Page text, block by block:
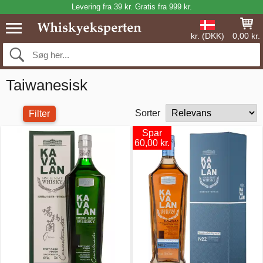
Levering fra 39 kr. Gratis fra 999 kr.
kr. (DKK) 0,00 kr.
Taiwanesisk
Filter
Sorter
Spar
60,00 kr.